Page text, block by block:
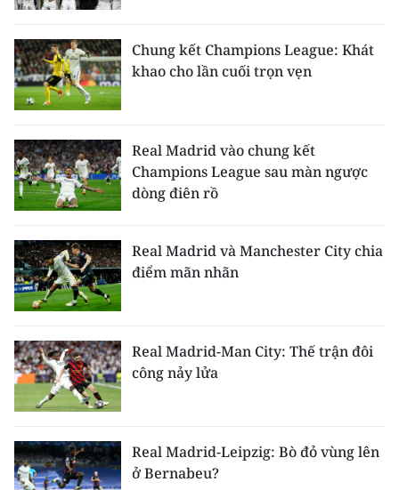
TIN ĐỊA PHƯƠNG
Trung du và miền núi phía Bắc
Đồng bằng sông Hồng
Bắc Trung Bộ
Nguyên
Đông Nam Bộ
Đồng bằng sông Cửu Long
Chuyên trang Hà Nội
Chuyên trang TP. Hồ Chí Minh
CHUYÊN ĐỀ
CÁC CHUYÊN TRANG
Chung kết Champions League: Khát
khao cho lần cuối trọn vẹn
Real Madrid vào chung kết
Champions League sau màn ngược
dòng điên rồ
Real Madrid và Manchester City chia
điểm mãn nhãn
Real Madrid-Man City: Thế trận đôi
công nảy lửa
Real Madrid-Leipzig: Bò đỏ vùng lên
ở Bernabeu?